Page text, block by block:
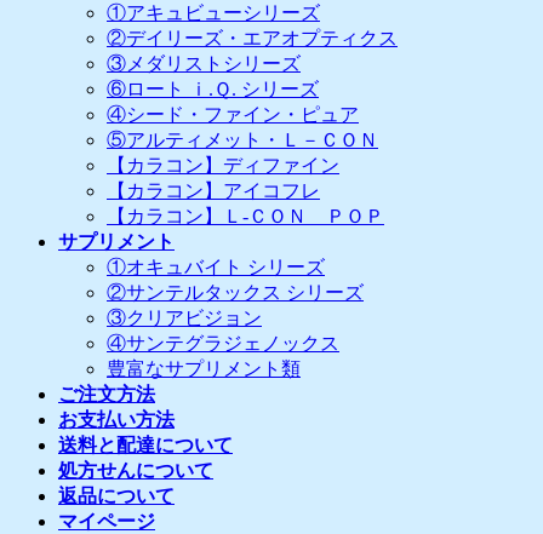
①アキュビューシリーズ
②デイリーズ・エアオプティクス
③メダリストシリーズ
⑥ロート ｉ.Ｑ. シリーズ
④シード・ファイン・ピュア
⑤アルティメット・Ｌ－ＣＯＮ
【カラコン】ディファイン
【カラコン】アイコフレ
【カラコン】Ｌ-ＣＯＮ ＰＯＰ
サプリメント
①オキュバイト シリーズ
②サンテルタックス シリーズ
③クリアビジョン
④サンテグラジェノックス
豊富なサプリメント類
ご注文方法
お支払い方法
送料と配達について
処方せんについて
返品について
マイページ